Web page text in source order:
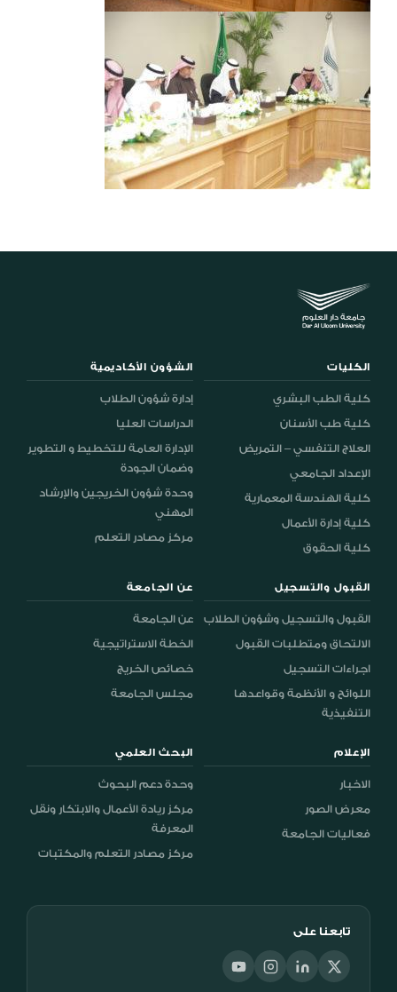
الكليات
كلية الطب البشري
كلية طب الأسنان
العلاج التنفسي – التمريض
الإعداد الجامعي
كلية الهندسة المعمارية
كلية إدارة الأعمال
كلية الحقوق
الشؤون الأكاديمية
إدارة شؤون الطلاب
الدراسات العليا
الإدارة العامة للتخطيط و التطوير
وضمان الجودة
وحدة شؤون الخريجين والإرشاد
المهني
مركز مصادر التعلم
القبول والتسجيل
القبول والتسجيل وشؤون الطلاب
الالتحاق ومتطلبات القبول
اجراءات التسجيل
اللوائح و الأنظمة وقواعدها
التنفيذية
عن الجامعة
عن الجامعة
الخطة الاستراتيجية
خصائص الخريج
مجلس الجامعة
الإعلام
الاخبار
معرض الصور
فعاليات الجامعة
البحث العلمي
وحدة دعم البحوث
مركز ريادة الأعمال والابتكار ونقل
المعرفة
مركز مصادر التعلم والمكتبات
تابعنا على